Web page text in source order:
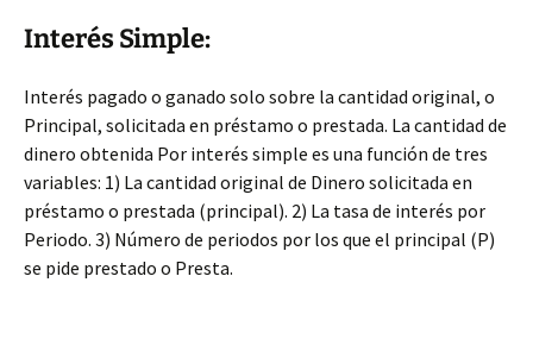
Interés Simple:
Interés pagado o ganado solo sobre la cantidad original, o
Principal, solicitada en préstamo o prestada. La cantidad de
dinero obtenida Por interés simple es una función de tres
variables: 1) La cantidad original de Dinero solicitada en
préstamo o prestada (principal). 2) La tasa de interés por
Periodo. 3) Número de periodos por los que el principal (P)
se pide prestado o Presta.